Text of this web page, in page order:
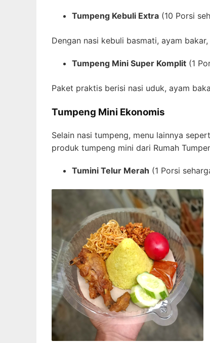
Tumpeng Kebuli Extra (10 Porsi
Dengan nasi kebuli basmati, ayam
Tumpeng Mini Super Komplit (1
Paket praktis berisi nasi uduk, ayam
Tumpeng Mini Ekonomis
Selain nasi tumpeng, menu lainnya
produk tumpeng mini dari Rumah
Tumini Telur Merah (1 Porsi